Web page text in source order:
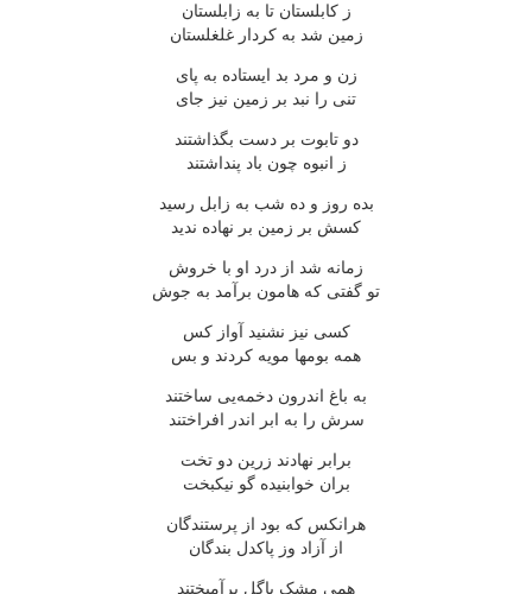
ز کابلستان تا به زابلستان
زمین شد به کردار غلغلستان
زن و مرد بد ایستاده به پای
تنی را نبد بر زمین نیز جای
دو تابوت بر دست بگذاشتند
ز انبوه چون باد پنداشتند
بده روز و ده شب به زابل رسید
کسش بر زمین بر نهاده ندید
زمانه شد از درد او با خروش
تو گفتی که هامون برآمد به جوش
کسی نیز نشنید آواز کس
همه بومها مویه کردند و بس
به باغ اندرون دخمه‌یی ساختند
سرش را به ابر اندر افراختند
برابر نهادند زرین دو تخت
بران خوابنیده گو نیکبخت
هرانکس که بود از پرستندگان
از آزاد وز پاکدل بندگان
همی مشک باگل برآمیختند